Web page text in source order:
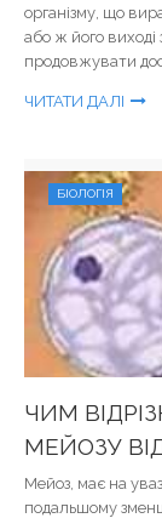
організму, що
або ж його
продовжувати
ЧИТАТИ ДАЛІ
БІОЛОГІЯ
ЧИМ
МЕЙОЗУ
Мейоз, має на
подальшому